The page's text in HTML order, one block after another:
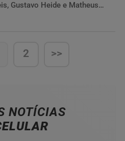
Gustavo Heide e Matheus
2 >>
NOTÍCIAS